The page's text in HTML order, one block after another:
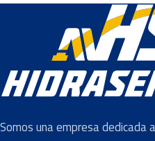
Somos una empresa dedicada